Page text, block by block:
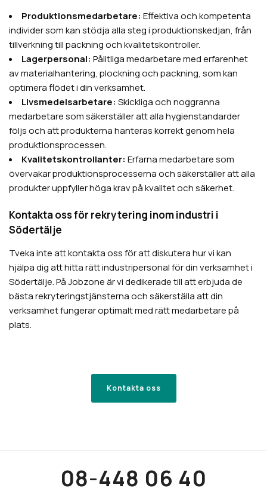
Produktionsmedarbetare: Effektiva och kompetenta
individer som kan stödja alla steg i produktionskedjan, från
tillverkning till packning och kvalitetskontroller.
Lagerpersonal: Pålitliga medarbetare med erfarenhet
av materialhantering, plockning och packning, som kan
optimera flödet i din verksamhet.
Livsmedelsarbetare: Skickliga och noggranna
medarbetare som säkerställer att alla hygienstandarder
följs och att produkterna hanteras korrekt genom hela
produktionsprocessen.
Kvalitetskontrollanter: Erfarna medarbetare som
övervakar produktionsprocesserna och säkerställer att alla
produkter uppfyller höga krav på kvalitet och säkerhet.
Kontakta oss för rekrytering inom industri i
Södertälje
Tveka inte att kontakta oss för att diskutera hur vi kan
hjälpa dig att hitta rätt industripersonal för din verksamhet i
Södertälje. På Jobzone är vi dedikerade till att erbjuda de
bästa rekryteringstjänsterna och säkerställa att din
verksamhet fungerar optimalt med rätt medarbetare på
plats.
Kontakta oss
08-448 06 40